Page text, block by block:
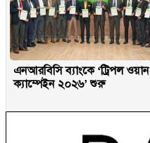
এনআরবিসি ব্যাংকে ‘ট্রিপল ওয়ান
ক্যাম্পেইন ২০২৬’ শুরু